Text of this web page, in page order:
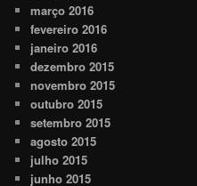
março 2016
fevereiro 2016
janeiro 2016
dezembro 2015
novembro 2015
outubro 2015
setembro 2015
agosto 2015
julho 2015
junho 2015